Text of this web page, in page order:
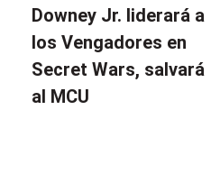
Downey Jr. liderará a
los Vengadores en
Secret Wars, salvará
al MCU